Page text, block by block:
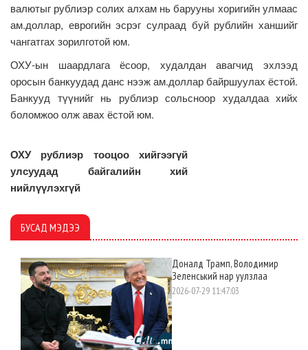
валютыг рублиэр солих алхам нь барууны хоригийн улмаас
ам.доллар, еврогийн эсрэг сулраад буй рублийн ханшийг
чангатгах зорилготой юм.
ОХУ-ын шаардлага ёсоор, худалдан авагчид эхлээд
оросын банкуудад данс нээж ам.доллар байршуулах ёстой.
Банкууд түүнийг нь рублиэр сольсноор худалдаа хийх
боломжоо олж авах ёстой юм.
ОХУ рублиэр тооцоо хийгээгүй
улсуудад байгалийн хий
нийлүүлэхгүй
БУСАД МЭДЭЭ
Доналд Трамп, Володимир
Зеленський нар уулзлаа
2026-07-29 11:47:03